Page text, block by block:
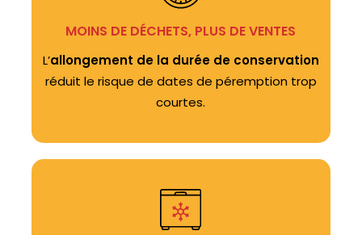
MOINS DE DÉCHETS, PLUS DE VENTES
L’allongement de la durée de conservation
réduit le risque de dates de péremption trop
courtes.